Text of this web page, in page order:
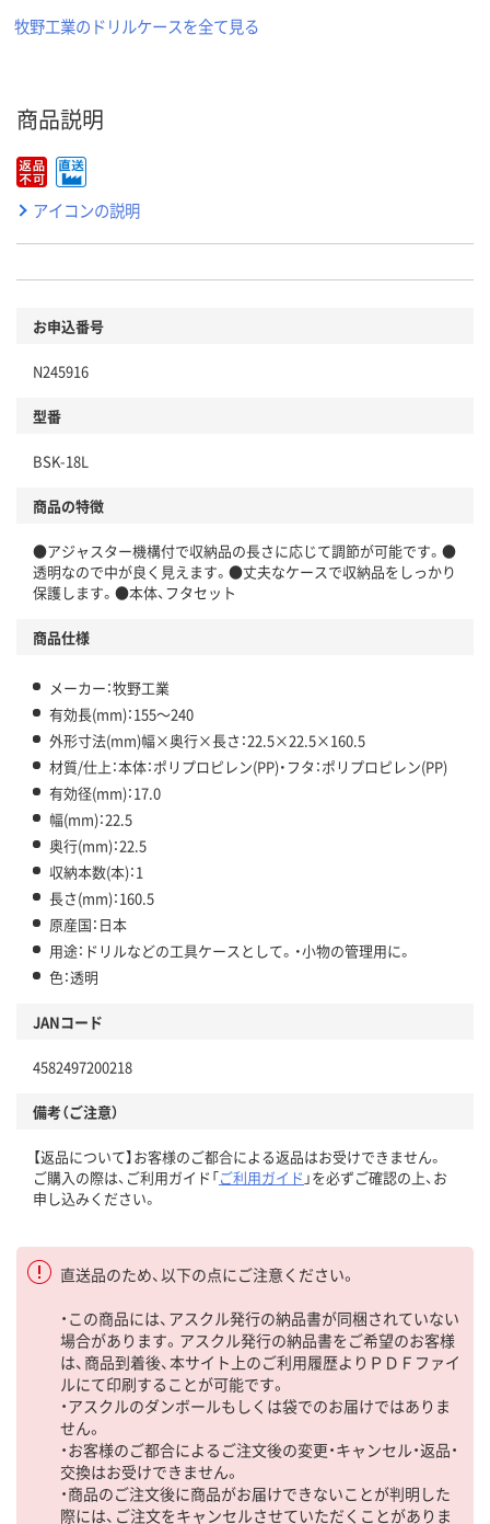
牧野工業のドリルケースを全て見る
商品説明
アイコンの説明
お申込番号
N245916
型番
BSK-18L
商品の特徴
●アジャスター機構付で収納品の長さに応じて調節が可能です。●
透明なので中が良く見えます。●丈夫なケースで収納品をしっかり
保護します。●本体、フタセット
商品仕様
メーカー：牧野工業
有効長(mm)：155～240
外形寸法(mm)幅×奥行×長さ：22.5×22.5×160.5
材質/仕上：本体：ポリプロピレン(PP)・フタ：ポリプロピレン(PP)
有効径(mm)：17.0
幅(mm)：22.5
奥行(mm)：22.5
収納本数(本)：1
長さ(mm)：160.5
原産国：日本
用途：ドリルなどの工具ケースとして。・小物の管理用に。
色：透明
JANコード
4582497200218
備考（ご注意）
【返品について】お客様のご都合による返品はお受けできません。
ご購入の際は、ご利用ガイド「ご利用ガイド 」を必ずご確認の上、お
申し込みください。
直送品のため、以下の点にご注意ください。
・この商品には、アスクル発行の納品書が同梱されていない
場合があります。アスクル発行の納品書をご希望のお客様
は、商品到着後、本サイト上のご利用履歴よりＰＤＦファイ
ルにて印刷することが可能です。
・アスクルのダンボールもしくは袋でのお届けではありま
せん。
・お客様のご都合によるご注文後の変更・キャンセル・返品・
交換はお受けできません。
・商品のご注文後に商品がお届けできないことが判明した
際には、ご注文をキャンセルさせていただくことがありま